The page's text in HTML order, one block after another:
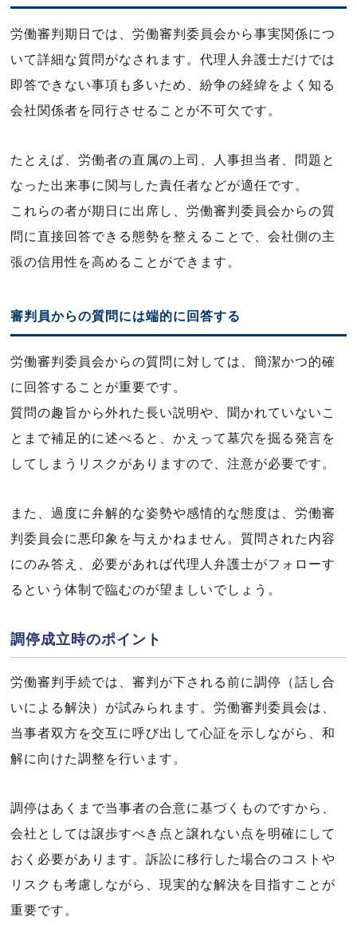
労働審判期日では、労働審判委員会から事実関係につ
いて詳細な質問がなされます。代理人弁護士だけでは
即答できない事項も多いため、紛争の経緯をよく知る
会社関係者を同行させることが不可欠です。
たとえば、労働者の直属の上司、人事担当者、問題と
なった出来事に関与した責任者などが適任です。
これらの者が期日に出席し、労働審判委員会からの質
問に直接回答できる態勢を整えることで、会社側の主
張の信用性を高めることができます。
審判員からの質問には端的に回答する
労働審判委員会からの質問に対しては、簡潔かつ的確
に回答することが重要です。
質問の趣旨から外れた長い説明や、聞かれていないこ
とまで補足的に述べると、かえって墓穴を掘る発言を
してしまうリスクがありますので、注意が必要です。
また、過度に弁解的な姿勢や感情的な態度は、労働審
判委員会に悪印象を与えかねません。質問された内容
にのみ答え、必要があれば代理人弁護士がフォローす
るという体制で臨むのが望ましいでしょう。
調停成立時のポイント
労働審判手続では、審判が下される前に調停（話し合
いによる解決）が試みられます。労働審判委員会は、
当事者双方を交互に呼び出して心証を示しながら、和
解に向けた調整を行います。
調停はあくまで当事者の合意に基づくものですから、
会社としては譲歩すべき点と譲れない点を明確にして
おく必要があります。訴訟に移行した場合のコストや
リスクも考慮しながら、現実的な解決を目指すことが
重要です。